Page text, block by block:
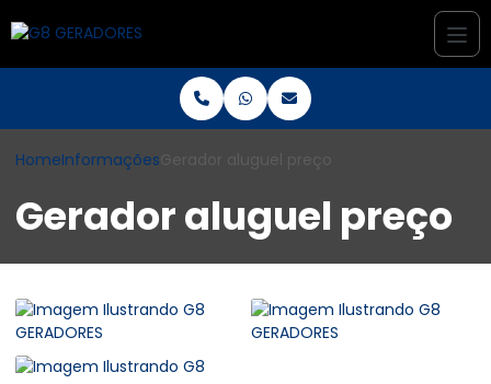
HomeInformações Gerador aluguel preço
Gerador aluguel preço